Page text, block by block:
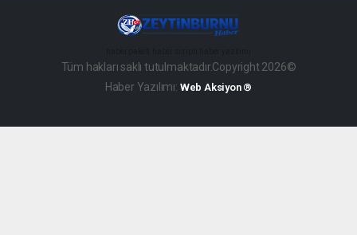
Tüm hakları saklı tutulmaktadır.Copyright 2026©
Haber Yazılımı: Web Aksiyon ®